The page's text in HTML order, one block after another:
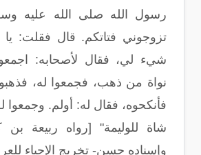
رسول الله صلى الله عليه
تزوجوني فتاتكم. قال فقلت: يا
شيء لي، فقال لأصحابه:
نواة من ذهب، فجمعوا له،
فأنكحوه، فقال له: أولم.
شاة للوليمة" [رواه ربيعة
وإسناده حسن- تخريج الإحياء